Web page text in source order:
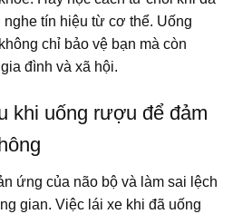
tín hiệu từ cơ thể. Uống
chỉ bảo vệ bạn mà còn
đình và xã hội.
khi uống rượu để đảm
ứng của não bộ và làm sai lệch
gian. Việc lái xe khi đã uống